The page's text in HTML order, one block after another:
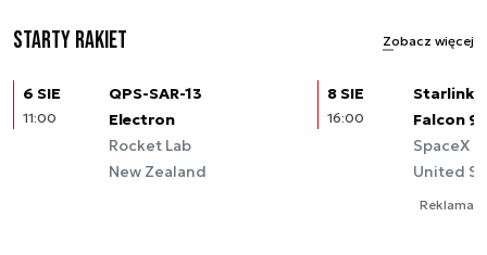
Starty rakiet Zobacz więcej
6 SIE
11:00
QPS-SAR-13
Electron
Rocket Lab
New Zealand
8 SIE
16:00
Starlink
Falcon 9
SpaceX
United
Reklama